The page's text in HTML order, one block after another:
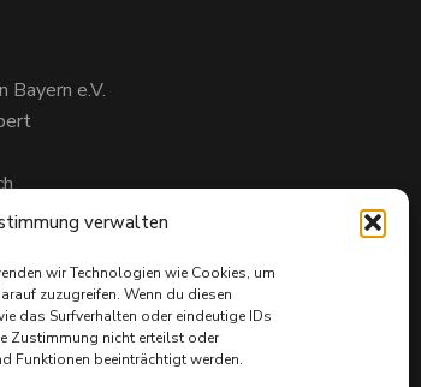
verwalten
wir Technologien wie Cookies, um
zuzugreifen. Wenn du diesen
das Surfverhalten oder eindeutige IDs
Zustimmung nicht erteilst oder
Funktionen beeinträchtigt werden.
Bayern e.V.
937